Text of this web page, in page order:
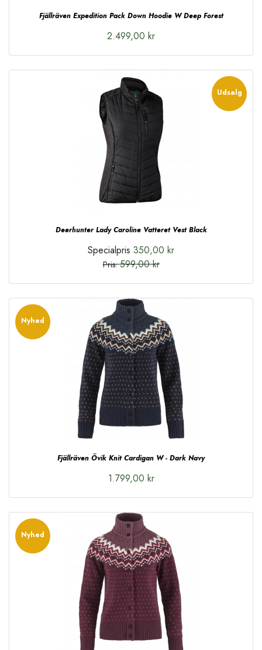
Fjällräven Expedition Pack Down Hoodie W Deep Forest
2.499,00 kr
Udsalg
Deerhunter Lady Caroline Vatteret Vest Black
Specialpris 350,00 kr
Pris: 599,00 kr
Nyhed
Fjällräven Övik Knit Cardigan W - Dark Navy
1.799,00 kr
Nyhed